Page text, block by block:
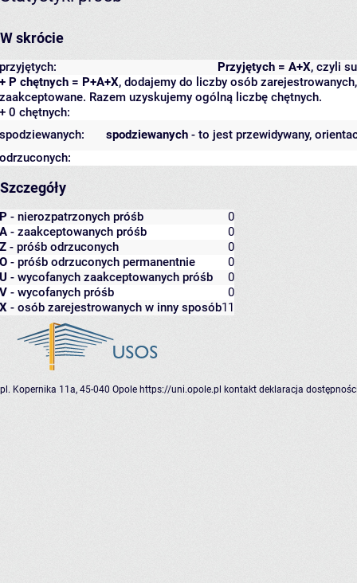
W skrócie
Przyjętych = A+X, czyli
przyjętych:
+ P chętnych = P+A+X, dodajemy do liczby osób
zaakceptowane. Razem uzyskujemy ogólną liczbę chętnych.
+ 0 chętnych:
spodziewanych - to jest przewidywany,
spodziewanych:
odrzuconych:
Szczegóły
P - nierozpatrzonych próśb
0
A - zaakceptowanych próśb
0
Z - próśb odrzuconych
0
O - próśb odrzuconych permanentnie
0
U - wycofanych zaakceptowanych próśb
0
V - wycofanych próśb
0
X - osób zarejestrowanych w inny sposób11
pl. Kopernika 11a, 45-040 Opole https://uni.opole.pl kontakt deklaracja